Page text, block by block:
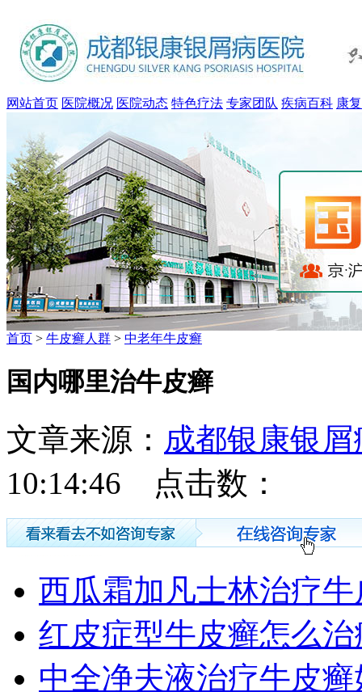
网站首页 医院概况 医院动态 特色疗法 专家团队 疾病百科 康
首页 > 牛皮癣人群 > 中老年牛皮癣
国内哪里治牛皮癣
文章来源： 成都银康银
10:14:46 点击数：
西瓜霜加凡士林治疗
红皮症型牛皮癣怎么
中全净夫液治疗牛皮癣